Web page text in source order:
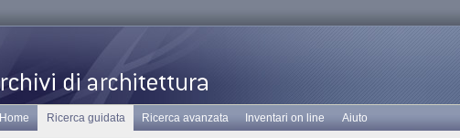
Home Ricerca guidata Ricerca avanzata Inventari on line Aiuto